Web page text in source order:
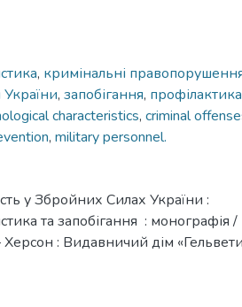
, кримінальні
, запобігання, профілактика
characteristics, criminal
, military personnel.
у Збройних Силах України :
та запобігання : монографія
: Видавничий дім